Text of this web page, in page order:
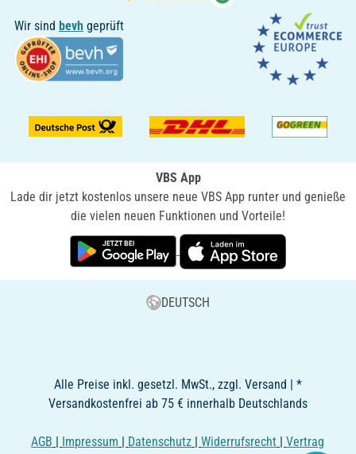
Wir sind bevh geprüft
VBS App
Lade dir jetzt kostenlos unsere neue VBS App runter und genieße
die vielen neuen Funktionen und Vorteile!
DEUTSCH
Alle Preise inkl. gesetzl. MwSt., zzgl. Versand | *
Versandkostenfrei ab 75 € innerhalb Deutschlands
AGB | Impressum | Datenschutz |Widerrufsrecht |Vertrag